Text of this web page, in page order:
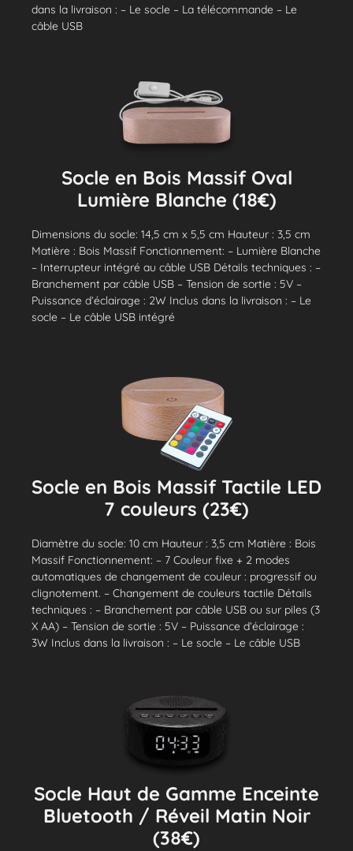
dans la livraison : – Le socle – La télécommande – Le
câble USB
Socle en Bois Massif Oval
Lumière Blanche (18€)
Dimensions du socle: 14,5 cm x 5,5 cm Hauteur : 3,5 cm
Matière : Bois Massif Fonctionnement: – Lumière Blanche
– Interrupteur intégré au câble USB Détails techniques : –
Branchement par câble USB – Tension de sortie : 5V –
Puissance d’éclairage : 2W Inclus dans la livraison : – Le
socle – Le câble USB intégré
Socle en Bois Massif Tactile LED
7 couleurs (23€)
Diamètre du socle: 10 cm Hauteur : 3,5 cm Matière : Bois
Massif Fonctionnement: – 7 Couleur fixe + 2 modes
automatiques de changement de couleur : progressif ou
clignotement. – Changement de couleurs tactile Détails
techniques : – Branchement par câble USB ou sur piles (3
X AA) – Tension de sortie : 5V – Puissance d’éclairage :
3W Inclus dans la livraison : – Le socle – Le câble USB
Socle Haut de Gamme Enceinte
Bluetooth / Réveil Matin Noir
(38€)